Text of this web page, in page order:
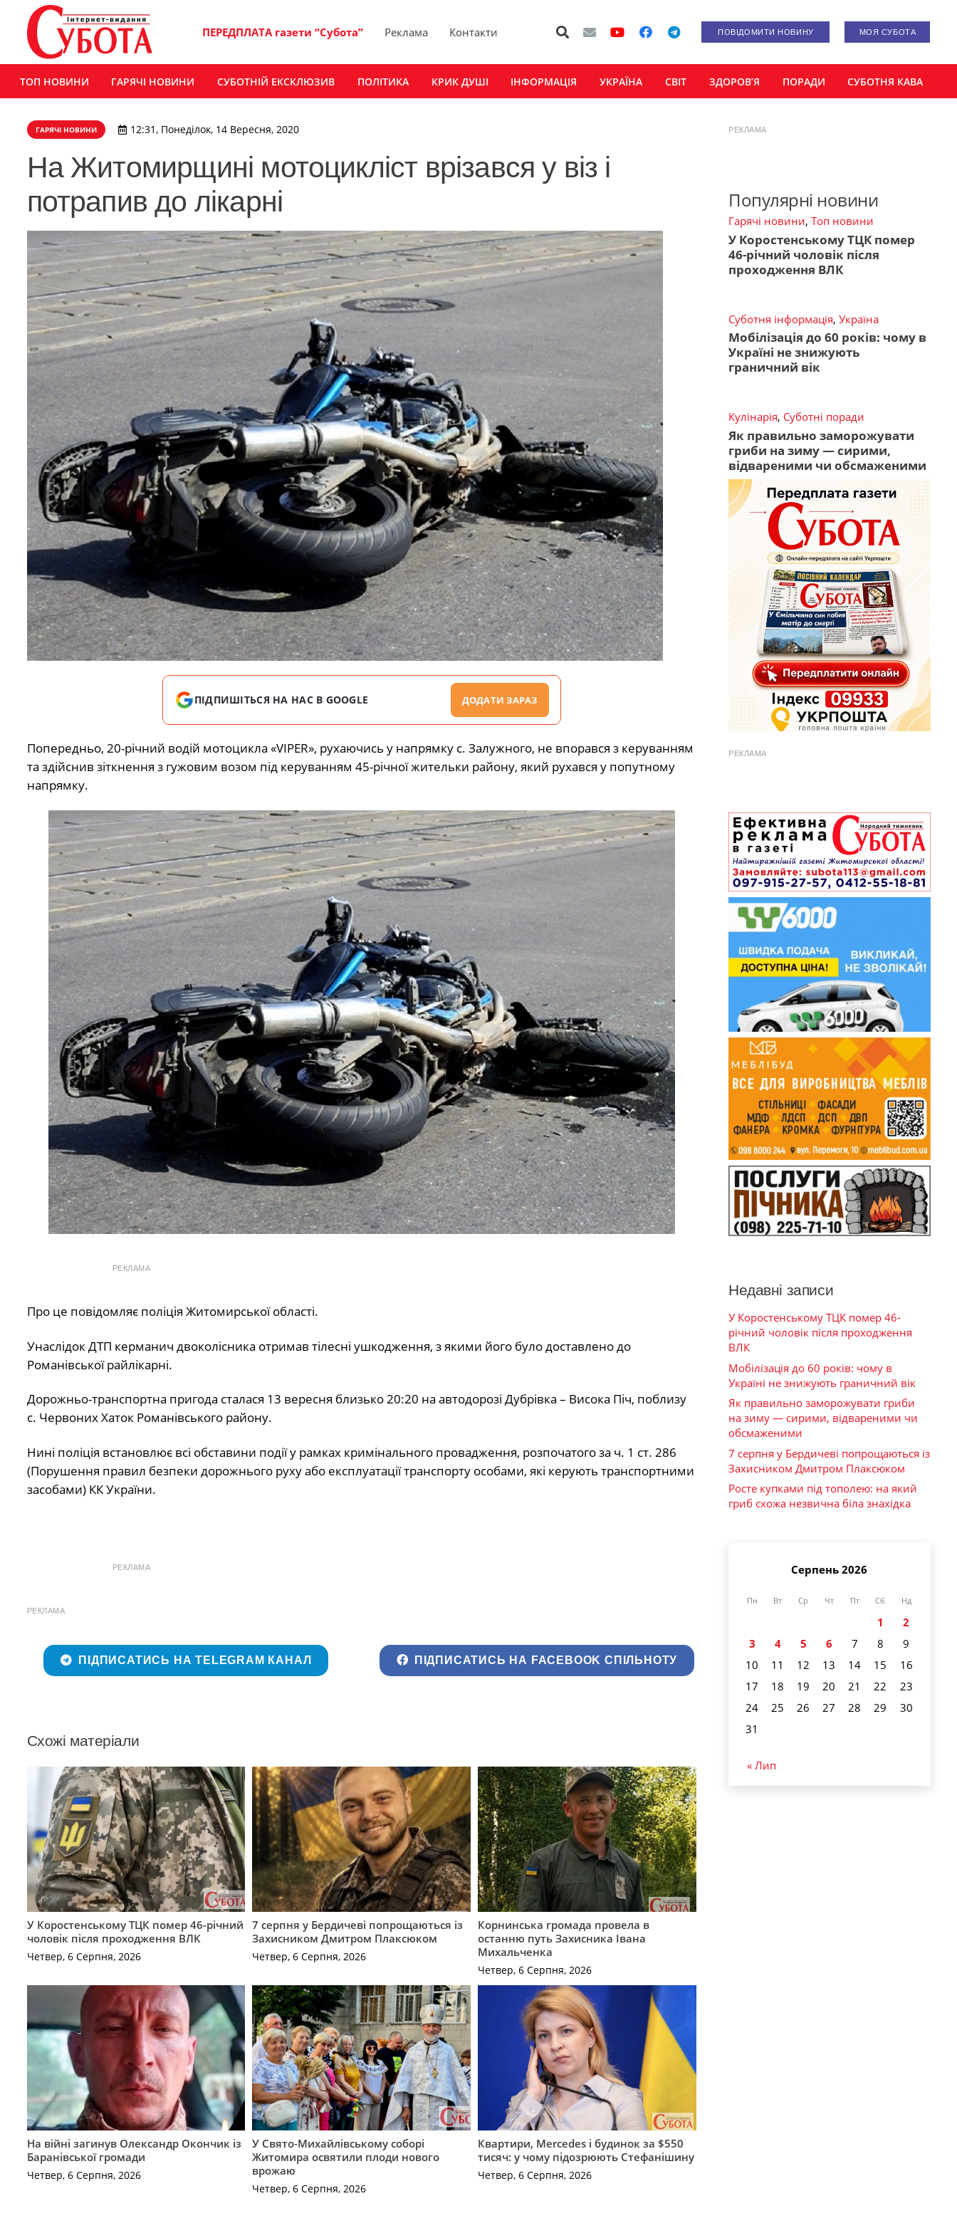
ПЕРЕДПЛАТА газети “Субота” Реклама Контакти ПОВІДОМИТИ НОВИНУ МОЯ СУБОТА
ТОП НОВИНИ ГАРЯЧІ НОВИНИ СУБОТНІЙ ЕКСКЛЮЗИВ ПОЛІТИКА КРИК ДУШІ ІНФОРМАЦІЯ УКРАЇНА СВІТ ЗДОРОВ’Я ПОРАДИ СУБОТНЯ КАВА
ГАРЯЧІ НОВИНИ 12:31, Понеділок, 14 Вересня, 2020
На Житомирщині мотоцикліст врізався у віз і
потрапив до лікарні
ПІДПИШІТЬСЯ НА НАС В GOOGLE ДОДАТИ ЗАРАЗ
Попередньо, 20-річний водій мотоцикла «VIPER», рухаючись у напрямку с. Залужного, не впорався з керуванням
та здійснив зіткнення з гужовим возом під керуванням 45-річної жительки району, який рухався у попутному
напрямку.
РЕКЛАМА
Про це повідомляє поліція Житомирської області.
Унаслідок ДТП керманич двоколісника отримав тілесні ушкодження, з якими його було доставлено до
Романівської райлікарні.
Дорожньо-транспортна пригода сталася 13 вересня близько 20:20 на автодорозі Дубрівка – Висока Піч, поблизу
с. Червоних Хаток Романівського району.
Нині поліція встановлює всі обставини події у рамках кримінального провадження, розпочатого за ч. 1 ст. 286
(Порушення правил безпеки дорожнього руху або експлуатації транспорту особами, які керують транспортними
засобами) КК України.
РЕКЛАМА
РЕКЛАМА
ПІДПИСАТИСЬ НА TELEGRAM КАНАЛ ПІДПИСАТИСЬ НА FACEBOOK СПІЛЬНОТУ
Схожі матеріали
У Коростенському ТЦК помер 46-річний
чоловік після проходження ВЛК
Четвер, 6 Серпня, 2026
7 серпня у Бердичеві попрощаються із
Захисником Дмитром Плаксюком
Четвер, 6 Серпня, 2026
Корнинська громада провела в
останню путь Захисника Івана
Михальченка
Четвер, 6 Серпня, 2026
На війні загинув Олександр Окончик із
Баранівської громади
Четвер, 6 Серпня, 2026
У Свято-Михайлівському соборі
Житомира освятили плоди нового
врожаю
Четвер, 6 Серпня, 2026
Квартири, Mercedes і будинок за $550
тисяч: у чому підозрюють Стефанішину
Четвер, 6 Серпня, 2026
РЕКЛАМА
Популярні новини
Гарячі новини, Топ новини
У Коростенському ТЦК помер
46-річний чоловік після
проходження ВЛК
Суботня інформація, Україна
Мобілізація до 60 років: чому в
Україні не знижують
граничний вік
Кулінарія, Суботні поради
Як правильно заморожувати
гриби на зиму — сирими,
відвареними чи обсмаженими
РЕКЛАМА
Недавні записи
У Коростенському ТЦК помер 46-
річний чоловік після проходження
ВЛК
Мобілізація до 60 років: чому в
Україні не знижують граничний вік
Як правильно заморожувати гриби
на зиму — сирими, відвареними чи
обсмаженими
7 серпня у Бердичеві попрощаються із
Захисником Дмитром Плаксюком
Росте купками під тополею: на який
гриб схожа незвична біла знахідка
Серпень 2026
Пн Вт Ср Чт Пт Сб Нд
1
2
3
4 5 6 7 8
9
10
11 12 13 14 15
16
17
18 19 20 21 22
23
24
25 26 27 28 29
30
31
« Лип